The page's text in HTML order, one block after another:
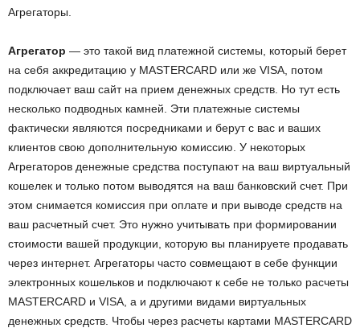
Агрегаторы.
Агрегатор — это такой вид платежной системы, который берет
на себя аккредитацию у MASTERCARD или же VISA, потом
подключает ваш сайт на прием денежных средств. Но тут есть
несколько подводных камней. Эти платежные системы
фактически являются посредниками и берут с вас и ваших
клиентов свою дополнительную комиссию. У некоторых
Агрегаторов денежные средства поступают на ваш виртуальный
кошелек и только потом выводятся на ваш банковский счет. При
этом снимается комиссия при оплате и при выводе средств на
ваш расчетный счет. Это нужно учитывать при формировании
стоимости вашей продукции, которую вы планируете продавать
через интернет. Агрегаторы часто совмещают в себе функции
электронных кошельков и подключают к себе не только расчеты
MASTERCARD и VISA, а и другими видами виртуальных
денежных средств. Чтобы через расчеты картами MASTERCARD